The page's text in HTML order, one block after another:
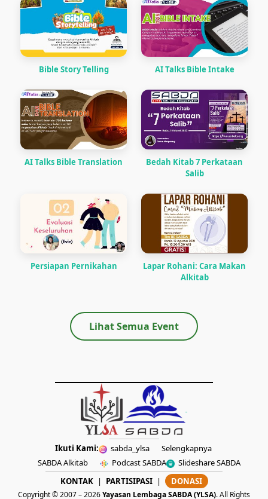
Bible Story Telling AI Talks Bible Intake
AI Talks Bible Translation
Bedah Kitab 7 Perkataan
Salib
Persiapan Pernikahan
Lapar Rohani: Cara Makan
Alkitab
Lihat Semua Event
Ikuti Kami: sabda_ylsa
Selengkapnya
SABDA Alkitab
Podcast SABDA
Slideshare SABDA
KONTAK | PARTISIPASI | DONASI
Copyright © 2007 –2026Yayasan Lembaga SABDA (YLSA). All Rights